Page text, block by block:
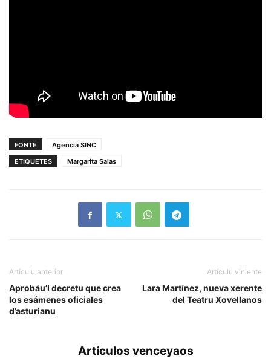
FONTE
Agencia SINC
ETIQUETES
Margarita Salas
Artículu anterior
Aprobáu’l decretu que crea
los esámenes oficiales
d’asturianu
Artículu viniente
Lara Martínez, nueva xerente
del Teatru Xovellanos
Artículos venceyaos